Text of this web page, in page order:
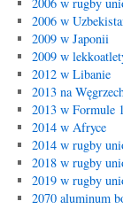
2006 w
2009 w Japonii
2009 w
2012 w Libanie
2013 na
2013 w Formule 1
2014 w Afryce
2014 w rugby
2018 w rugby
2019 w rugby
2070 aluminum